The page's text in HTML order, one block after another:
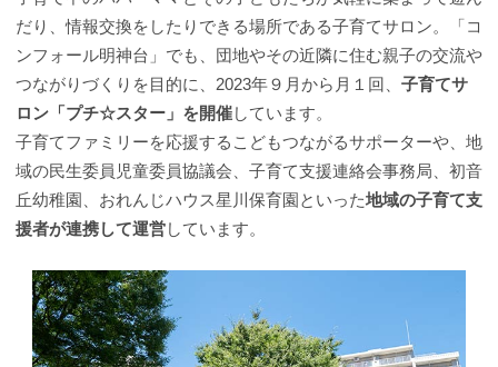
だり、情報交換をしたりできる場所である子育てサロン。「コ
ンフォール明神台」でも、団地やその近隣に住む親子の交流や
つながりづくりを目的に、2023年９月から月１回、 子育てサ
ロン「プチ☆スター」を開催しています。
子育てファミリーを応援するこどもつながるサポーターや、地
域の民生委員児童委員協議会、子育て支援連絡会事務局、初音
丘幼稚園、おれんじハウス星川保育園といった地域の子育て支
援者が連携して運営しています。